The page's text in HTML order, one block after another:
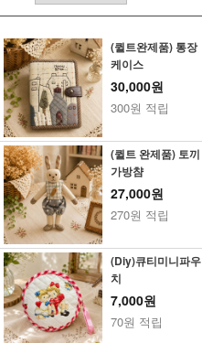
(퀼트완제품) 통장
케이스
30,000원
300원 적립
(퀼트 완제품) 토끼
가방챰
27,000원
270원 적립
(Diy)큐티미니파우
치
7,000원
70원 적립